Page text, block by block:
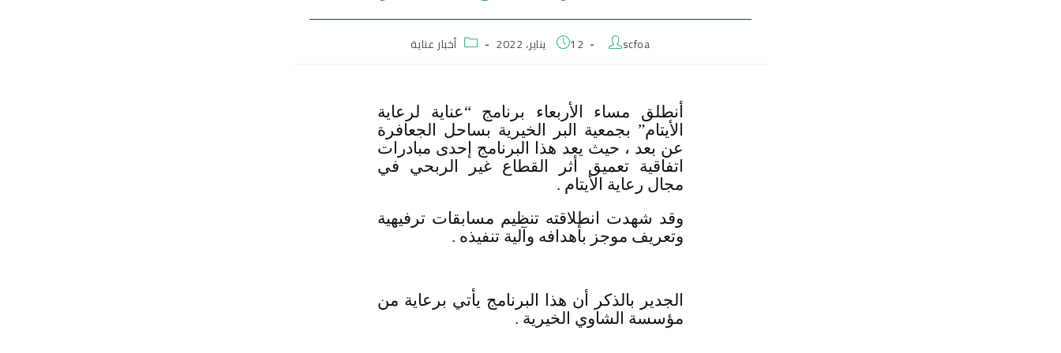
scfoa 12 يناير، 2022 أخبار عناية
أنطلق مساء الأربعاء برنامج “عناية لرعاية
الأيتام” بجمعية البر الخيرية بساحل الجعافرة
عن بعد ، حيث يعد هذا البرنامج إحدى مبادرات
اتفاقية تعميق أثر القطاع غير الربحي في
مجال رعاية الأيتام .
وقد شهدت انطلاقته تنظيم مسابقات ترفيهية
وتعريف موجز بأهدافه وآلية تنفيذه .
الجدير بالذكر أن هذا البرنامج يأتي برعاية من
مؤسسة الشاوي الخيرية .